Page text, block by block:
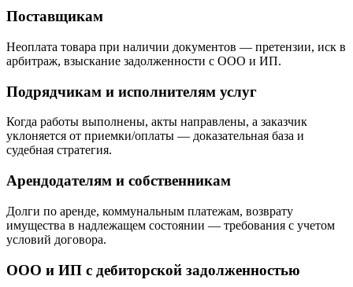
Поставщикам
Неоплата товара при наличии документов — претензии, иск в
арбитраж, взыскание задолженности с ООО и ИП.
Подрядчикам и исполнителям услуг
Когда работы выполнены, акты направлены, а заказчик
уклоняется от приемки/оплаты — доказательная база и
судебная стратегия.
Арендодателям и собственникам
Долги по аренде, коммунальным платежам, возврату
имущества в надлежащем состоянии — требования с учетом
условий договора.
ООО и ИП с дебиторской задолженностью